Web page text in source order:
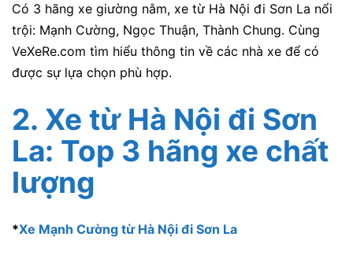
Có 3 hãng xe giường nằm, xe từ Hà Nội đi Sơn La nổi
trội: Mạnh Cường, Ngọc Thuận, Thành Chung. Cùng
VeXeRe.com tìm hiểu thông tin về các nhà xe để có
được sự lựa chọn phù hợp.
2. Xe từ Hà Nội đi Sơn
La: Top 3 hãng xe chất
lượng
*Xe Mạnh Cường từ Hà Nội đi Sơn La